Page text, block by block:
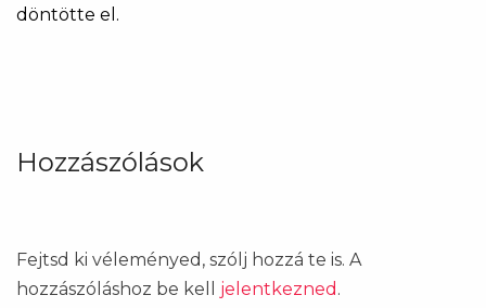
döntötte el.
Hozzászólások
Fejtsd ki véleményed, szólj hozzá te is. A
hozzászóláshoz be kell jelentkezned .